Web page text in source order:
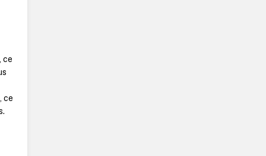
ce
, ce